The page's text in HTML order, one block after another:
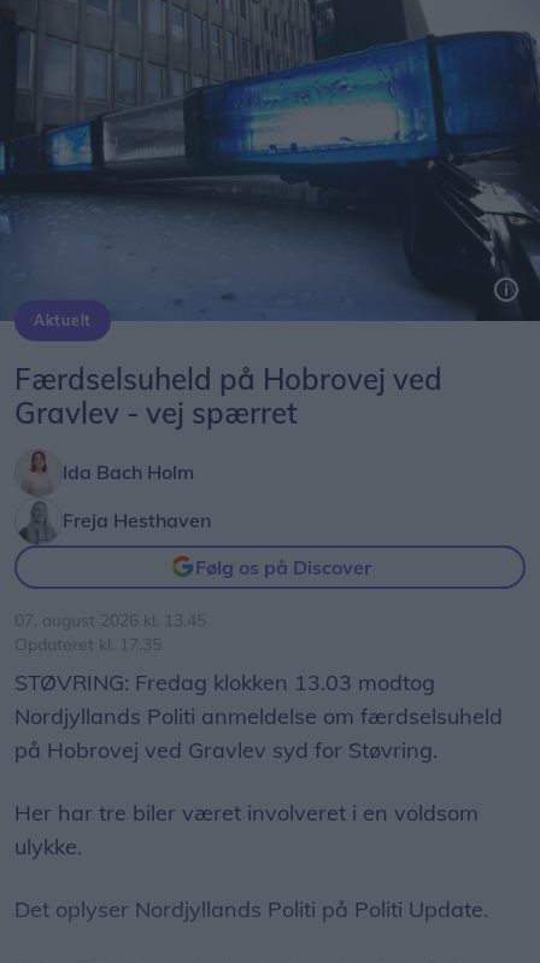
Aktuelt
Færdselsuheld på Hobrovej ved
Gravlev - vej spærret
Ida Bach Holm
Freja Hesthaven
Følg os på Discover
07. august 2026 kl. 13.45
Opdateret kl. 17.35
STØVRING: Fredag klokken 13.03 modtog
Nordjyllands Politi anmeldelse om færdselsuheld
på Hobrovej ved Gravlev syd for Støvring.
Her har tre biler været involveret i en voldsom
ulykke.
Det oplyser Nordjyllands Politi på Politi Update.